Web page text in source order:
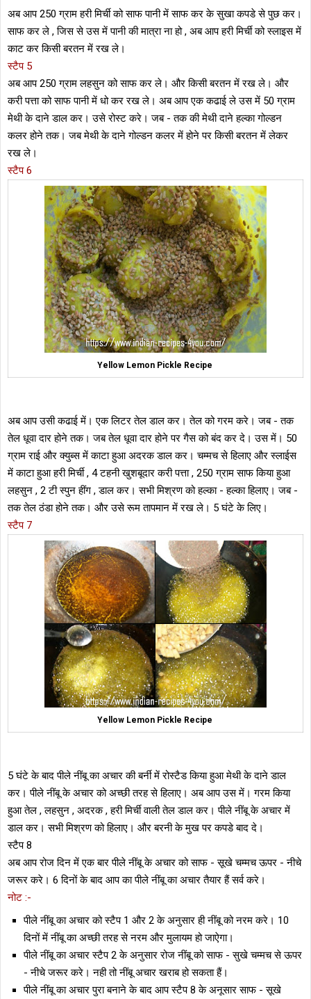
अब आप 250 ग्राम हरी मिर्ची को साफ पानी में साफ कर के सुखा कपडे से पुछ कर।
साफ कर ले , जिस से उस में पानी की मात्रा ना हो , अब आप हरी मिर्ची को स्लाइस में
काट कर किसी बरतन में रख ले।
स्टैप 5
अब आप 250 ग्राम लहसुन को साफ कर ले। और किसी बरतन में रख ले। और
करी पत्ता को साफ पानी में धो कर रख ले। अब आप एक कढाई ले उस में 50 ग्राम
मेथी के दाने डाल कर। उसे रोस्ट करे। जब - तक की मेथी दाने हल्का गोल्डन
कलर होने तक। जब मेथी के दाने गोल्डन कलर में होने पर किसी बरतन में लेकर
रख ले।
स्टैप 6
Yellow Lemon Pickle Recipe
अब आप उसी कढाई में। एक लिटर तेल डाल कर। तेल को गरम करे। जब - तक
तेल धूवा दार होने तक। जब तेल धूवा दार होने पर गैस को बंद कर दे। उस में। 50
ग्राम राई और क्युब्स में काटा हुआ अदरक डाल कर। चम्मच से हिलाए और स्लाईस
में काटा हुआ हरी मिर्ची , 4 टहनी खुशबूदार करी पत्ता , 250 ग्राम साफ किया हुआ
लहसुन , 2 टी स्पुन हींग , डाल कर। सभी मिश्रण को हल्का - हल्का हिलाए। जब -
तक तेल ठंडा होने तक। और उसे रूम तापमान में रख ले। 5 घंटे के लिए।
स्टैप 7
Yellow Lemon Pickle Recipe
5 घंटे के बाद पीले नींबू का अचार की बर्नी में रोस्टैड किया हुआ मेथी के दाने डाल
कर। पीले नींबू के अचार को अच्छी तरह से हिलाए। अब आप उस में। गरम किया
हुआ तेल , लहसुन , अदरक , हरी मिर्ची वाली तेल डाल कर। पीले नींबू के अचार में
डाल कर। सभी मिश्रण को हिलाए। और बरनी के मुख पर कपडे बाद दे।
स्टैप 8
अब आप रोज दिन में एक बार पीले नींबू के अचार को साफ - सूखे चम्मच ऊपर - नीचे
जरूर करे। 6 दिनों के बाद आप का पीले नींबू का अचार तैयार हैं सर्व करे।
नोट :-
पीले नींबू का अचार को स्टैप 1 और 2 के अनुसार ही नींबू को नरम करे। 10
दिनों में नींबू का अच्छी तरह से नरम और मुलायम हो जाऐगा।
पीले नींबू का अचार स्टैप 2 के अनुसार रोज नींबू को साफ - सुखे चम्मच से ऊपर
- नीचे जरूर करे। नही तो नींबू अचार खराब हो सकता हैं।
पीले नींबू का अचार पुरा बनाने के बाद आप स्टैप 8 के अनूसार साफ - सूखे